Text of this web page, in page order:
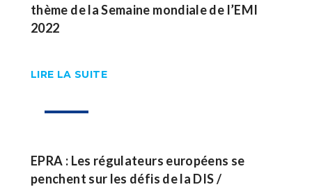
thème de la Semaine mondiale de l’EMI
2022
LIRE LA SUITE
14
EPRA : Les régulateurs européens se
penchent sur les défis de la DIS /